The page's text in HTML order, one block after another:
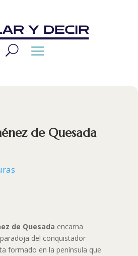
de Quesada
de Quesada encarna
del conquistador
formado en la península que